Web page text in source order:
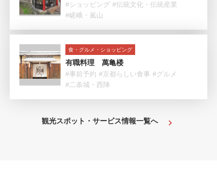
#ショッピング #伝統文化・伝統産業
#嵯峨・嵐山
食・グルメ・ショッピング
有職料理 萬亀楼
#事前予約 #京都らしい食事 #グルメ
#二条城・西陣
観光スポット・サービス情報一覧へ